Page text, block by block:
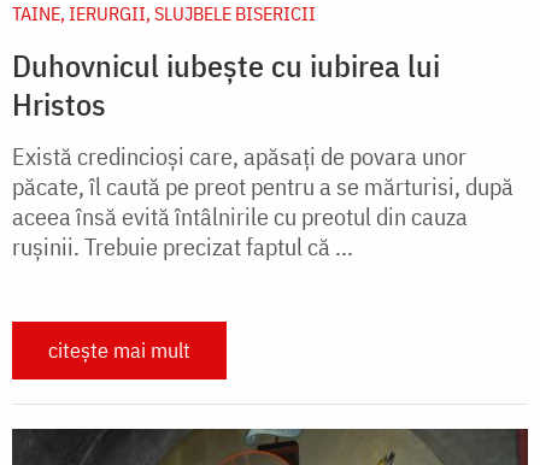
TAINE, IERURGII, SLUJBELE BISERICII
Duhovnicul iubește cu iubirea lui
Hristos
Există credincioși care, apăsați de povara unor
păcate, îl caută pe preot pentru a se mărturisi, după
aceea însă evită întâlnirile cu preotul din cauza
rușinii. Trebuie precizat faptul că ...
citește mai mult